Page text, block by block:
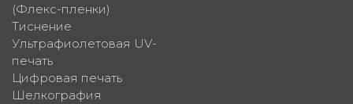
(Флекс-пленки)
Тиснение
Ультрафиолетовая UV-
печать
Цифровая печать
Шелкография